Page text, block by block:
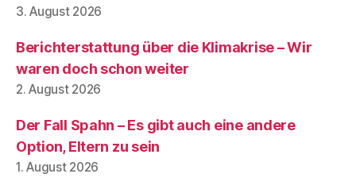
3. August 2026
Berichterstattung über die Klimakrise – Wir
waren doch schon weiter
2. August 2026
Der Fall Spahn – Es gibt auch eine andere
Option, Eltern zu sein
1. August 2026